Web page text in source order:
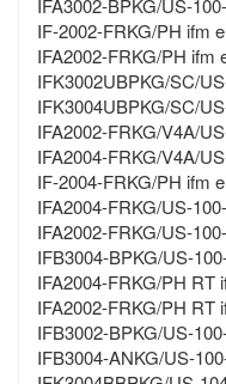
IFA3002-BPKG/US-
IF-2002-FRKG/PH ifm
IFA2002-FRKG/PH ifm
IFK3002UBPKG/SC/
IFK3004UBPKG/SC/
IFA2002-FRKG/V4A/
IFA2004-FRKG/V4A/
IF-2004-FRKG/PH ifm
IFA2004-FRKG/US-
IFA2002-FRKG/US-
IFB3004-BPKG/US-
IFA2004-FRKG/PH RT
IFA2002-FRKG/PH RT
IFB3002-BPKG/US-
IFB3004-ANKG/US-